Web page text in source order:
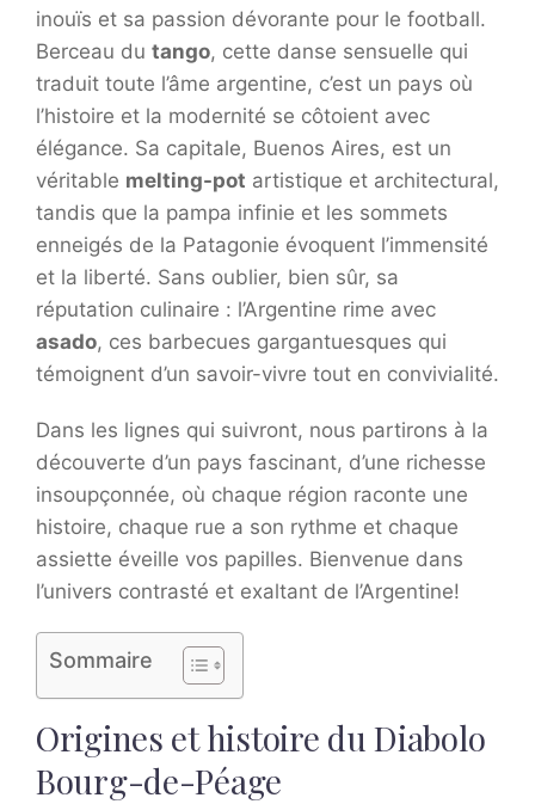
inouïs et sa passion dévorante pour le football.
Berceau du tango, cette danse sensuelle qui
traduit toute l’âme argentine, c’est un pays où
l’histoire et la modernité se côtoient avec
élégance. Sa capitale, Buenos Aires, est un
véritable melting-pot artistique et architectural,
tandis que la pampa infinie et les sommets
enneigés de la Patagonie évoquent l’immensité
et la liberté. Sans oublier, bien sûr, sa
réputation culinaire : l’Argentine rime avec
asado, ces barbecues gargantuesques qui
témoignent d’un savoir-vivre tout en convivialité.
Dans les lignes qui suivront, nous partirons à la
découverte d’un pays fascinant, d’une richesse
insoupçonnée, où chaque région raconte une
histoire, chaque rue a son rythme et chaque
assiette éveille vos papilles. Bienvenue dans
l’univers contrasté et exaltant de l’Argentine!
Sommaire
Origines et histoire du Diabolo
Bourg-de-Péage